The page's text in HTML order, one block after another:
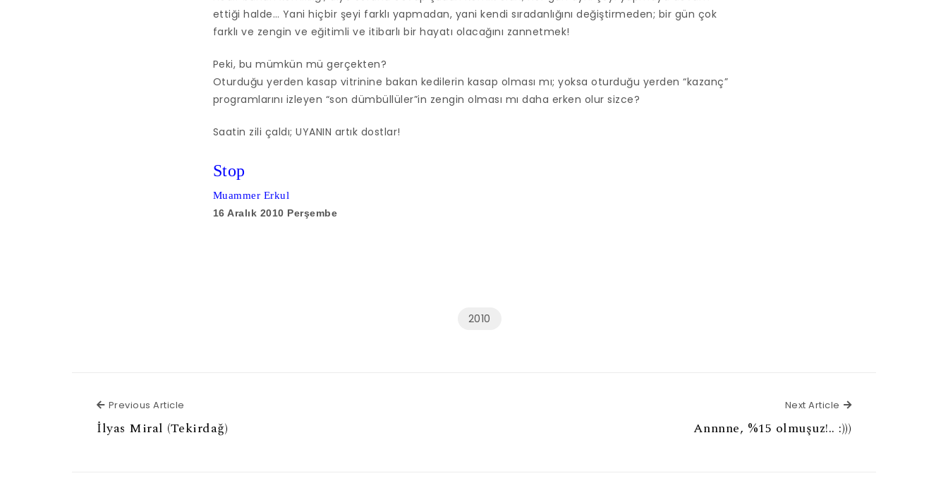
ettiği halde… Yani hiçbir şeyi farklı yapmadan, yani kendi sıradanlığını değiştirmeden; bir gün çok
farklı ve zengin ve eğitimli ve itibarlı bir hayatı olacağını zannetmek!
Peki, bu mümkün mü gerçekten?
Oturduğu yerden kasap vitrinine bakan kedilerin kasap olması mı; yoksa oturduğu yerden “kazanç”
programlarını izleyen “son dümbüllüler”in zengin olması mı daha erken olur sizce?
Saatin zili çaldı; UYANIN artık dostlar!
Stop
Muammer Erkul
16 Aralık 2010 Perşembe
2010
Previous Article
İlyas Miral (Tekirdağ)
Next Article Next Article
Annnne, %15 olmuşuz!.. :)))